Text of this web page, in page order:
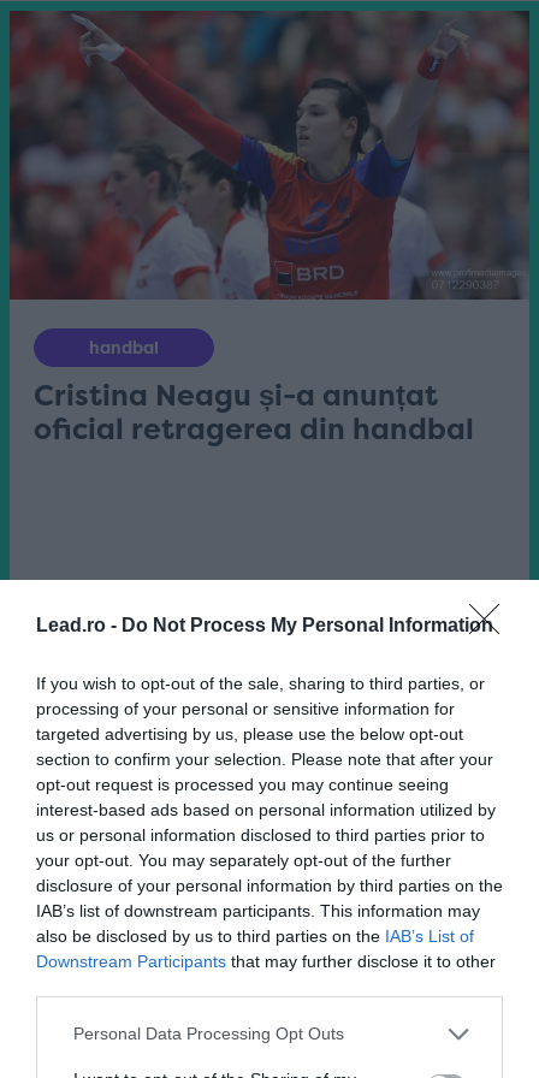
Lead.ro - Do Not Process My Personal Information
If you wish to opt-out of the sale, sharing to third parties, or
processing of your personal or sensitive information for
targeted advertising by us, please use the below opt-out
section to confirm your selection. Please note that after your
opt-out request is processed you may continue seeing
interest-based ads based on personal information utilized by
us or personal information disclosed to third parties prior to
your opt-out. You may separately opt-out of the further
disclosure of your personal information by third parties on the
IAB’s list of downstream participants. This information may
also be disclosed by us to third parties on the IAB’s List of
Downstream Participants that may further disclose it to other
Personal Data Processing Opt Outs
handbal
Cristina Neagu și-a anunțat
oficial retragerea din handbal
jo2024